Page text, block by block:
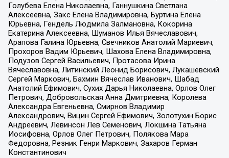
Голубева Елена Николаевна, Ганнушкина Светлана
Алексеевна, Закс Елена Владимировна, Буртина Елена
Юрьевна, Гендель Людмила Залмановна, Кокорина
Екатерина Алексеевна, Шуманов Илья Вячеславович,
Арапова Галина Юрьевна, Свечников Анатолий Мариевич,
Прохоров Вадим Юрьевич, Шахова Елена Владимировна,
Подузов Сергей Васильевич, Протасова Ирина
Вячеславовна, Литинский Леонид Борисович, Лукашевский
Сергей Маркович, Бахмин Вячеслав Иванович, Шабад
Анатолий Ефимович, Сухих Дарья Николаевна, Орлов Олег
Петрович, Добровольская Анна Дмитриевна, Королева
Александра Евгеньевна, Смирнов Владимир
Александрович, Вицин Сергей Ефимович, Золотухин Борис
Андреевич, Левинсон Лев Семенович, Локшина Татьяна
Иосифовна, Орлов Олег Петрович, Полякова Мара
Федоровна, Резник Генри Маркович, Захаров Герман
Константинович